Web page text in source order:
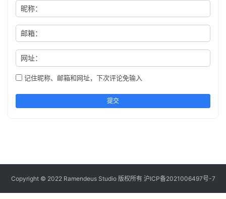
昵称：
邮箱：
网址：
记住昵称、邮箱和网址，下次评论免输入
提交
Copyright © 2022 Ramendeus Studio 版权所有 沪ICP备2021006497号-7